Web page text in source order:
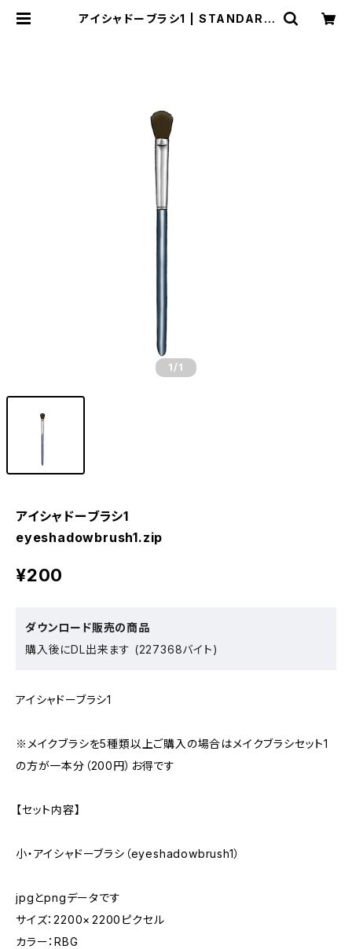
アイシャドーブラシ1 | STANDARD
1 /1
アイシャドーブラシ1
eyeshadowbrush1.zip
¥200
ダウンロード販売の商品
購入後にDL出来ます (227368バイト)
アイシャドーブラシ1
※メイクブラシを5種類以上ご購入の場合はメイクブラシセット1
の方が一本分（200円）お得です
【セット内容】
小・アイシャドーブラシ（eyeshadowbrush1）
jpgとpngデータです
サイズ：2200× 2200ピクセル
カラー：RBG